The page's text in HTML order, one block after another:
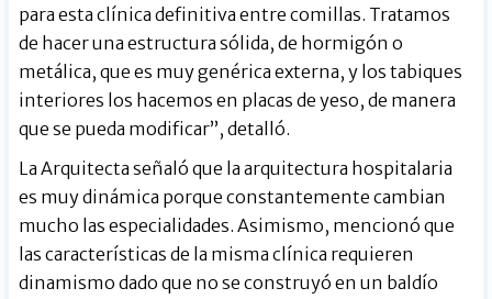
para esta clínica definitiva entre comillas. Tratamos
de hacer una estructura sólida, de hormigón o
metálica, que es muy genérica externa, y los tabiques
interiores los hacemos en placas de yeso, de manera
que se pueda modificar”, detalló.
La Arquitecta señaló que la arquitectura hospitalaria
es muy dinámica porque constantemente cambian
mucho las especialidades. Asimismo, mencionó que
las características de la misma clínica requieren
dinamismo dado que no se construyó en un baldío